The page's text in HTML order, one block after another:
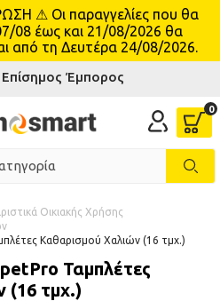
⚠ Οι παραγγελίες που θα
08 έως και 21/08/2026 θα
από τη Δευτέρα 24/08/2026.
Επίσημος Έμπορος
Οικιακής Χρήσης
Καθαρισμού Χαλιών (16 τμχ.)
Ταμπλέτες
(16 τμχ.)